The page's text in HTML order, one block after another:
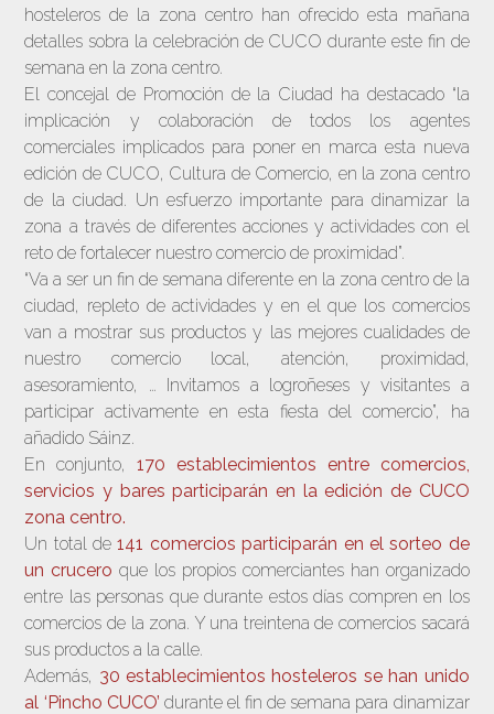
hosteleros de la zona centro han ofrecido esta mañana
detalles sobra la celebración de CUCO durante este fin de
semana en la zona centro.
El concejal de Promoción de la Ciudad ha destacado “la
implicación y colaboración de todos los agentes
comerciales implicados para poner en marca esta nueva
edición de CUCO, Cultura de Comercio, en la zona centro
de la ciudad. Un esfuerzo importante para dinamizar la
zona a través de diferentes acciones y actividades con el
reto de fortalecer nuestro comercio de proximidad”.
“Va a ser un fin de semana diferente en la zona centro de la
ciudad, repleto de actividades y en el que los comercios
van a mostrar sus productos y las mejores cualidades de
nuestro comercio local, atención, proximidad,
asesoramiento, … Invitamos a logroñeses y visitantes a
participar activamente en esta fiesta del comercio”, ha
añadido Sáinz.
En conjunto,170 establecimientos entre comercios,
servicios y bares participarán en la edición de CUCO
zona centro.
Un total de141 comercios participarán en el sorteo de
un crucero que los propios comerciantes han organizado
entre las personas que durante estos días compren en los
comercios de la zona. Y una treintena de comercios sacará
sus productos a la calle.
Además, 30 establecimientos hosteleros se han unido
al ‘Pincho CUCO’ durante el fin de semana para dinamizar